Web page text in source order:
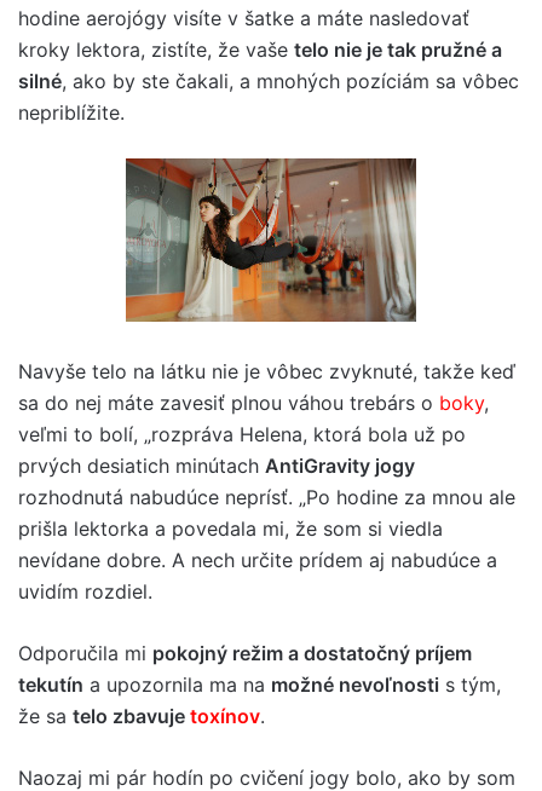
hodine aerojógy visíte v šatke a máte nasledovať
kroky lektora, zistíte, že vaše telo nie je tak pružné a
silné, ako by ste čakali, a mnohých pozíciám sa vôbec
nepriblížite.
Navyše telo na látku nie je vôbec zvyknuté, takže keď
sa do nej máte zavesiť plnou váhou trebárs o boky,
veľmi to bolí, „rozpráva Helena, ktorá bola už po
prvých desiatich minútach AntiGravity jogy
rozhodnutá nabudúce neprísť. „Po hodine za mnou ale
prišla lektorka a povedala mi, že som si viedla
nevídane dobre. A nech určite prídem aj nabudúce a
uvidím rozdiel.
Odporučila mi pokojný režim a dostatočný príjem
tekutín a upozornila ma na možné nevoľnosti s tým,
že sa telo zbavuje toxínov.
Naozaj mi pár hodín po cvičení jogy bolo, ako by som